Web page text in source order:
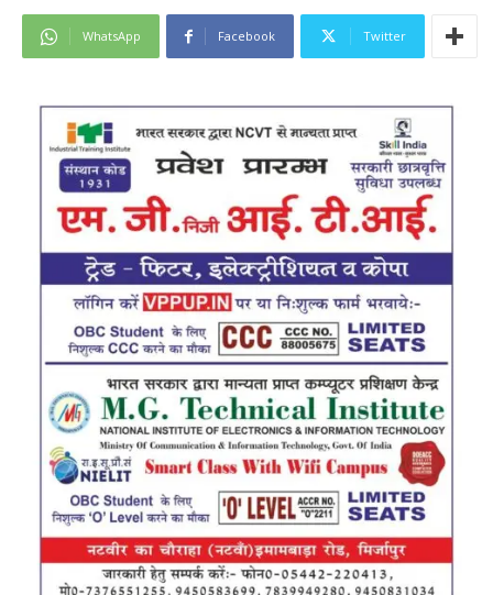
WhatsApp Facebook Twitter